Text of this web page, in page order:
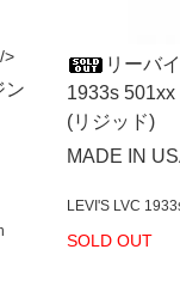
>
ン
リーバ
1933s
(リジッド)
MADE IN
LEVI'S LVC
SOLD OUT